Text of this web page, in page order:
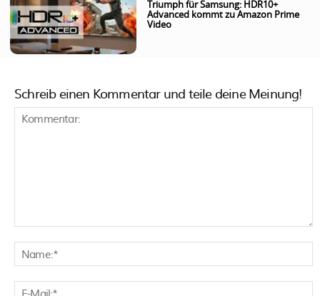
Triumph für Samsung: HDR10+
Advanced kommt zu Amazon Prime
Video
Schreib einen Kommentar und teile deine Meinung!